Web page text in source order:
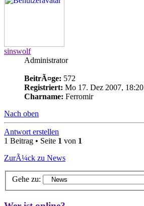
sinswolf
Administrator
BeitrÃ¤ge: 572
Registriert: Mo 17. Dez 2007, 18:20
Charname: Ferromir
Nach oben
Antwort erstellen
1 Beitrag • Seite 1 von 1
ZurÃ¼ck zu News
Gehe zu: